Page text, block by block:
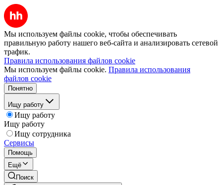
Мы используем файлы cookie, чтобы обеспечивать
правильную работу нашего веб-сайта и анализировать сетевой
трафик.
Правила использования файлов cookie
Мы используем файлы cookie. Правила использования
файлов cookie
Понятно
Ищу работу
Ищу работу
Ищу работу
Ищу сотрудника
Сервисы
Помощь
Ещё
Поиск